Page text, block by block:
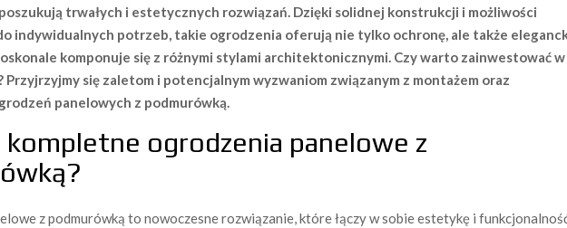
trwałych i estetycznych rozwiązań. Dzięki solidnej konstrukcji i możliwości
indywidualnych potrzeb, takie ogrodzenia oferują nie tylko ochronę, ale także
komponuje się z różnymi stylami architektonicznymi. Czy warto zainwestować w
Przyjrzyjmy się zaletom i potencjalnym wyzwaniom związanym z montażem oraz
panelowych z podmurówką.
kompletne ogrodzenia panelowe z
z podmurówką to nowoczesne rozwiązanie, które łączy w sobie estetykę i